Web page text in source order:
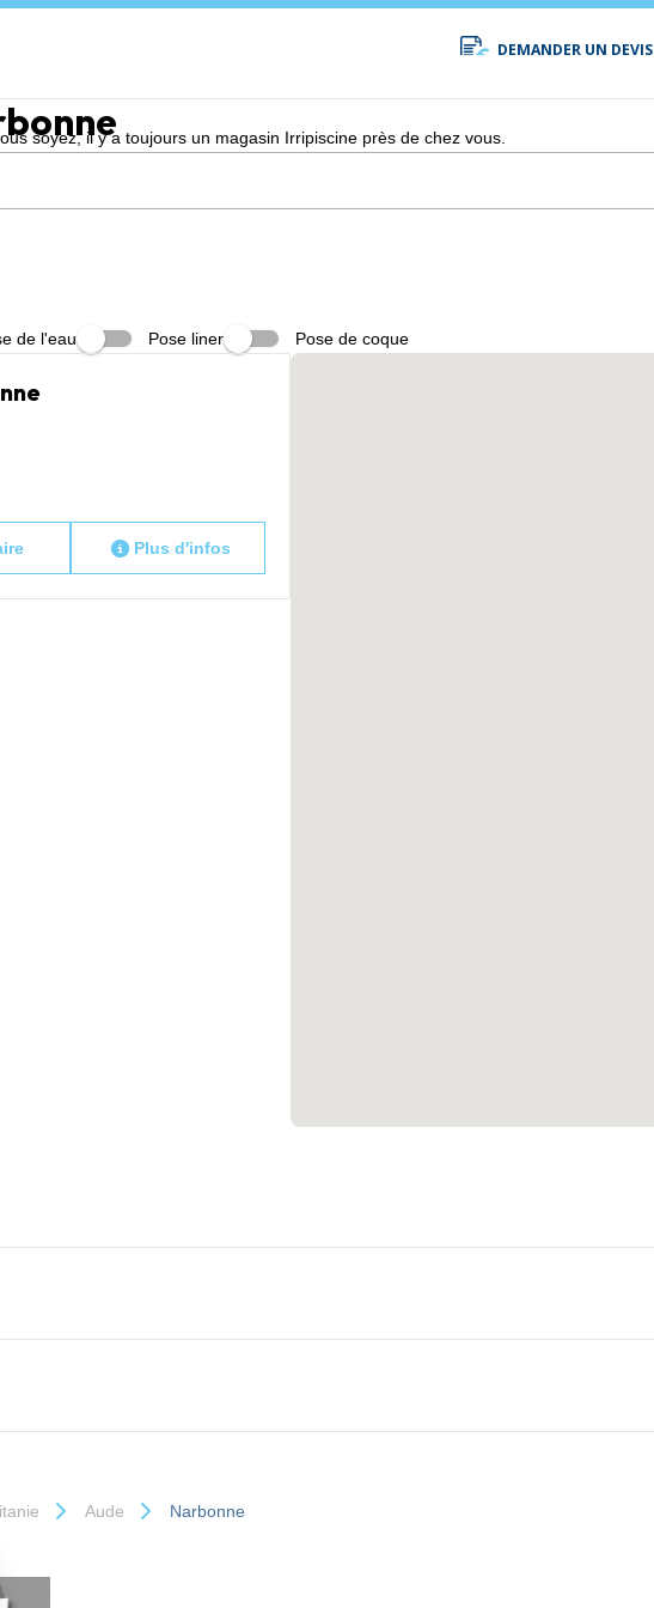
DEMANDER UN DEVIS
soyez, il y a toujours un magasin Irripiscine près de chez vous.
de l'eau Pose liner Pose de coque
Plus d'infos
Aude Narbonne